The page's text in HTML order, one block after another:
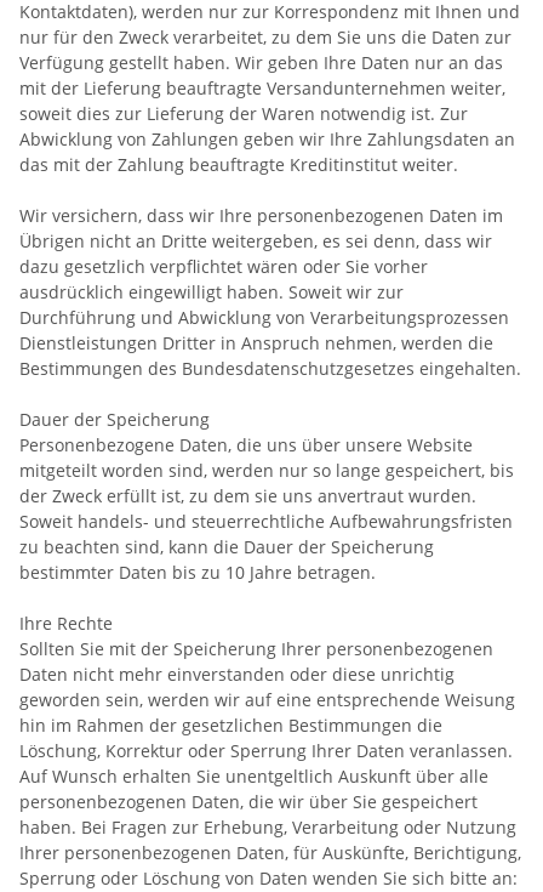
Kontaktdaten), werden nur zur Korrespondenz mit Ihnen und
nur für den Zweck verarbeitet, zu dem Sie uns die Daten zur
Verfügung gestellt haben. Wir geben Ihre Daten nur an das
mit der Lieferung beauftragte Versandunternehmen weiter,
soweit dies zur Lieferung der Waren notwendig ist. Zur
Abwicklung von Zahlungen geben wir Ihre Zahlungsdaten an
das mit der Zahlung beauftragte Kreditinstitut weiter.
Wir versichern, dass wir Ihre personenbezogenen Daten im
Übrigen nicht an Dritte weitergeben, es sei denn, dass wir
dazu gesetzlich verpflichtet wären oder Sie vorher
ausdrücklich eingewilligt haben. Soweit wir zur
Durchführung und Abwicklung von Verarbeitungsprozessen
Dienstleistungen Dritter in Anspruch nehmen, werden die
Bestimmungen des Bundesdatenschutzgesetzes eingehalten.
Dauer der Speicherung
Personenbezogene Daten, die uns über unsere Website
mitgeteilt worden sind, werden nur so lange gespeichert, bis
der Zweck erfüllt ist, zu dem sie uns anvertraut wurden.
Soweit handels- und steuerrechtliche Aufbewahrungsfristen
zu beachten sind, kann die Dauer der Speicherung
bestimmter Daten bis zu 10 Jahre betragen.
Ihre Rechte
Sollten Sie mit der Speicherung Ihrer personenbezogenen
Daten nicht mehr einverstanden oder diese unrichtig
geworden sein, werden wir auf eine entsprechende Weisung
hin im Rahmen der gesetzlichen Bestimmungen die
Löschung, Korrektur oder Sperrung Ihrer Daten veranlassen.
Auf Wunsch erhalten Sie unentgeltlich Auskunft über alle
personenbezogenen Daten, die wir über Sie gespeichert
haben. Bei Fragen zur Erhebung, Verarbeitung oder Nutzung
Ihrer personenbezogenen Daten, für Auskünfte, Berichtigung,
Sperrung oder Löschung von Daten wenden Sie sich bitte an: